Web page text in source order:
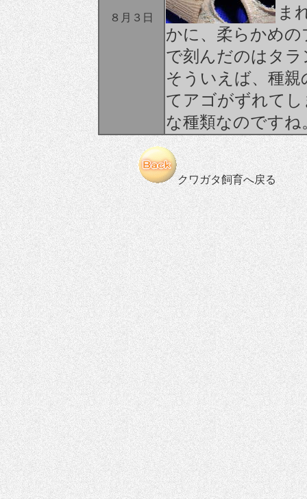
８月３日
ま
かに、柔らかめ
で刻んだのはタ
そういえば、種
てアゴがずれて
な種類なのですね
クワガタ飼